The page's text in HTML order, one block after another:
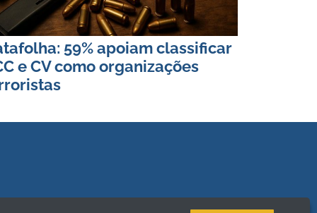
59% apoiam classificar
e CV como organizações